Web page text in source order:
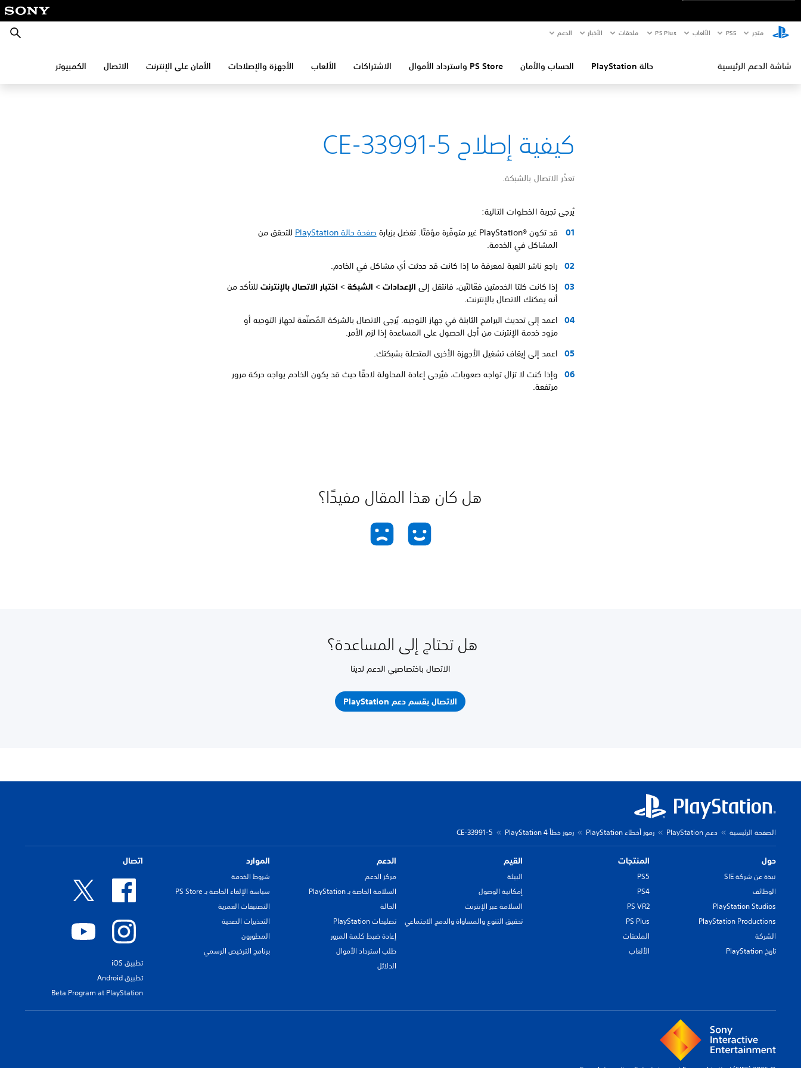
متجر PS5‏ الألعاب PS Plus ملحقات الأخبار الدعم بحث
شاشة الدعم الرئيسية حالة PlayStation الحساب والأمان PS Store واسترداد الأموال الاشتراكات الألعاب الأجهزة والإصلاحات الأمان على الإنترنت الاتصال الكمبيوتر
كيفية إصلاح CE-33991-5
تعذّر الاتصال بالشبكة.
يُرجى تجربة الخطوات التالية:
قد تكون PlayStation®‎ غير متوفّرة مؤقتًا. تفضل بزيارة
صفحة حالة PlayStation
للتحقق من
المشاكل في الخدمة.
راجع ناشر اللعبة لمعرفة ما إذا كانت قد حدثت أي مشاكل في الخادم.
إذا كانت كلتا الخدمتين فعّالتَين، فانتقل إلى الإعدادات > الشبكة > اختبار الاتصال بالإنترنت للتأكد من
أنه يمكنك الاتصال بالإنترنت.
اعمد إلى تحديث البرامج الثابتة في جهاز التوجيه. يُرجى الاتصال بالشركة المُصنّعة لجهاز التوجيه أو
مزود خدمة الإنترنت من أجل الحصول على المساعدة إذا لزم الأمر.
اعمد إلى إيقاف تشغيل الأجهزة الأخرى المتصلة بشبكتك.
وإذا كنت لا تزال تواجه صعوبات، فيُرجى إعادة المحاولة لاحقًا حيث قد يكون الخادم يواجه حركة مرور
مرتفعة.
هل كان هذا المقال مفيدًا؟
هل تحتاج إلى المساعدة؟
الاتصال باختصاصيي الدعم لدينا
الاتصال بقسم دعم PlayStation
الصفحة الرئيسية دعم PlayStation رموز أخطاء PlayStation رموز خطأ PlayStation 4 CE-33991-5
حول
نبذة عن شركة SIE
الوظائف
PlayStation Studios
PlayStation Productions
الشركة
تاريخ PlayStation
المنتجات
PS5
PS4
PS VR2
PS Plus
الملحقات
الألعاب
القيم
البيئة
إمكانية الوصول
السلامة عبر الإنترنت
تحقيق التنوع والمساواة والدمج الاجتماعي
الدعم
مركز الدعم
السلامة الخاصة بـ PlayStation
الحالة
تصليحات PlayStation
إعادة ضبط كلمة المرور
طلب استرداد الأموال
الدلائل
الموارد
شروط الخدمة
سياسة الإلغاء الخاصة بـ PS Store
التصنيفات العمرية
التحذيرات الصحية
المطورون
برنامج الترخيص الرسمي
اتصال
تطبيق iOS
تطبيق Android
Beta Program at PlayStation